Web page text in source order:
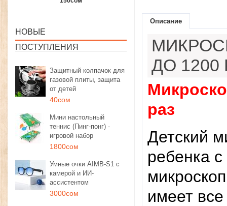
НОВЫЕ
ПОСТУПЛЕНИЯ
Защитный колпачок для
газовой плиты, защита
от детей
40сом
Мини настольный
теннис (Пинг-понг) -
игровой набор
1800сом
Умные очки AIMB-S1 с
камерой и ИИ-
ассистентом
3000сом
Описание
ДО 1200
раз
Детский
ребенка
имеет